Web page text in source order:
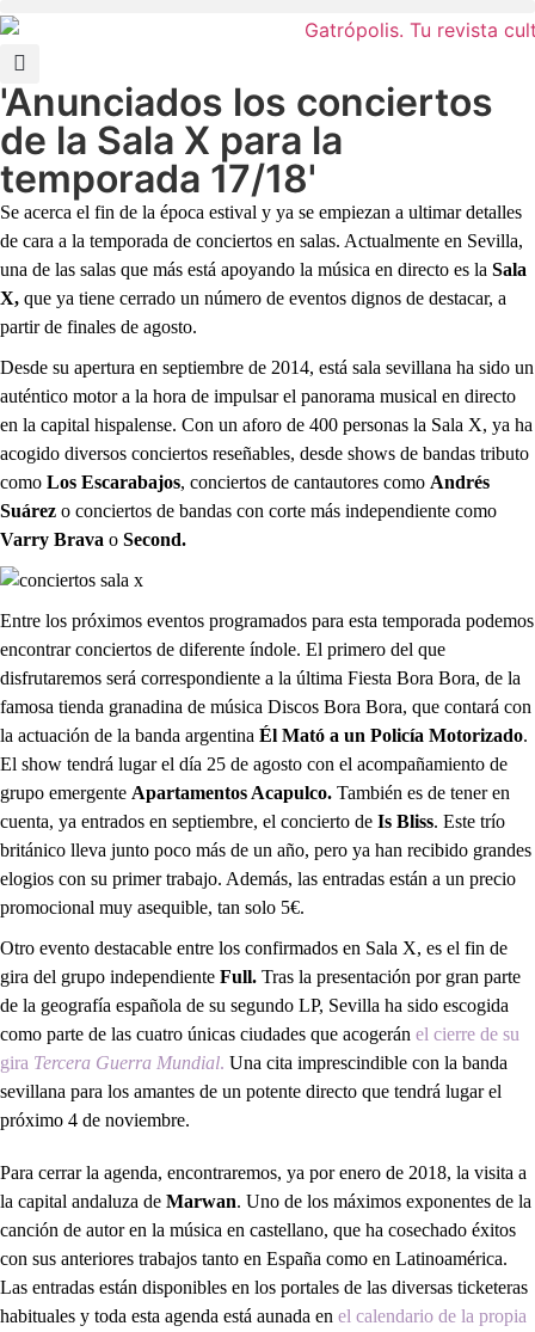
'Anunciados los conciertos
de la Sala X para la
temporada 17/18'
Se acerca el fin de la época estival y ya se empiezan a ultimar detalles
de cara a la temporada de conciertos en salas. Actualmente en Sevilla,
una de las salas que más está apoyando la música en directo es la Sala
X, que ya tiene cerrado un número de eventos dignos de destacar, a
partir de finales de agosto.
Desde su apertura en septiembre de 2014, está sala sevillana ha sido un
auténtico motor a la hora de impulsar el panorama musical en directo
en la capital hispalense. Con un aforo de 400 personas la Sala X, ya ha
acogido diversos conciertos reseñables, desde shows de bandas tributo
como Los Escarabajos, conciertos de cantautores como Andrés
Suárez o conciertos de bandas con corte más independiente como
Varry Brava o Second.
Entre los próximos eventos programados para esta temporada podemos
encontrar conciertos de diferente índole. El primero del que
disfrutaremos será correspondiente a la última Fiesta Bora Bora, de la
famosa tienda granadina de música Discos Bora Bora, que contará con
la actuación de la banda argentina Él Mató a un Policía Motorizado.
El show tendrá lugar el día 25 de agosto con el acompañamiento de
grupo emergente Apartamentos Acapulco. También es de tener en
cuenta, ya entrados en septiembre, el concierto de Is Bliss. Este trío
británico lleva junto poco más de un año, pero ya han recibido grandes
elogios con su primer trabajo. Además, las entradas están a un precio
promocional muy asequible, tan solo 5€.
Otro evento destacable entre los confirmados en Sala X, es el fin de
gira del grupo independiente Full. Tras la presentación por gran parte
de la geografía española de su segundo LP, Sevilla ha sido escogida
como parte de las cuatro únicas ciudades que acogerán el cierre de su
gira Tercera Guerra Mundial. Una cita imprescindible con la banda
sevillana para los amantes de un potente directo que tendrá lugar el
próximo 4 de noviembre.
Para cerrar la agenda, encontraremos, ya por enero de 2018, la visita a
la capital andaluza de Marwan. Uno de los máximos exponentes de la
canción de autor en la música en castellano, que ha cosechado éxitos
con sus anteriores trabajos tanto en España como en Latinoamérica.
Las entradas están disponibles en los portales de las diversas ticketeras
habituales y toda esta agenda está aunada en el calendario de la propia